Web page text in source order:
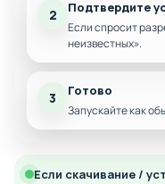
2 Подтвердите
Если спросит
неизвестных».
3 Готово
Запускайте как
Если скачивание /